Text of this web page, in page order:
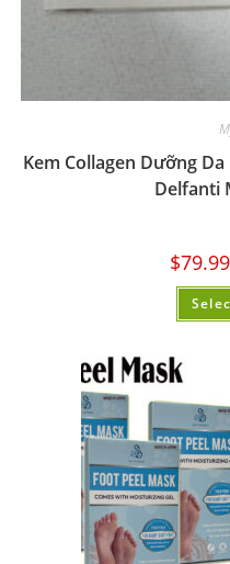
Kem Collagen Dưỡng
Delfanti
$79.99